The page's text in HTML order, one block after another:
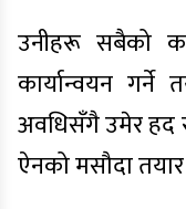
उनीहरू सबैको
कार्यान्वयन गर्ने
अवधिसँगै उमेर हद
ऐनको मसौदा